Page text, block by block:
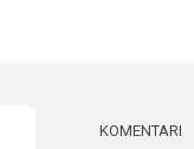
KOMENTARI